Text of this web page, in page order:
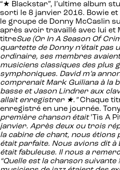
“★ Blackstar”, l’ultime album
sorti le 8 janvier 2016. Bowie
le groupe de Donny McCaslin
après avoir travaillé avec lui et
titreSue (Or In A Season Of
quartette de Donny n’était pas
ordinaire, ses membres
musiciens classiques des plus
symphoniques. David m’a
comprenait Mark Guiliana à la
basse et Jason Lindner aux
allait enregistrer ★.”Chaque
enregistré en une journée.
première chanson était’Tis A
janvier. Après deux ou trois
la cabine de chant, nous
était parfaite. Nous avions dit à
était fabuleuse. Il nous a
“Quelle est la chanson suivante